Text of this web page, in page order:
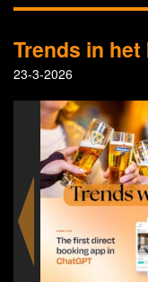
Trends in het
23-3-2026